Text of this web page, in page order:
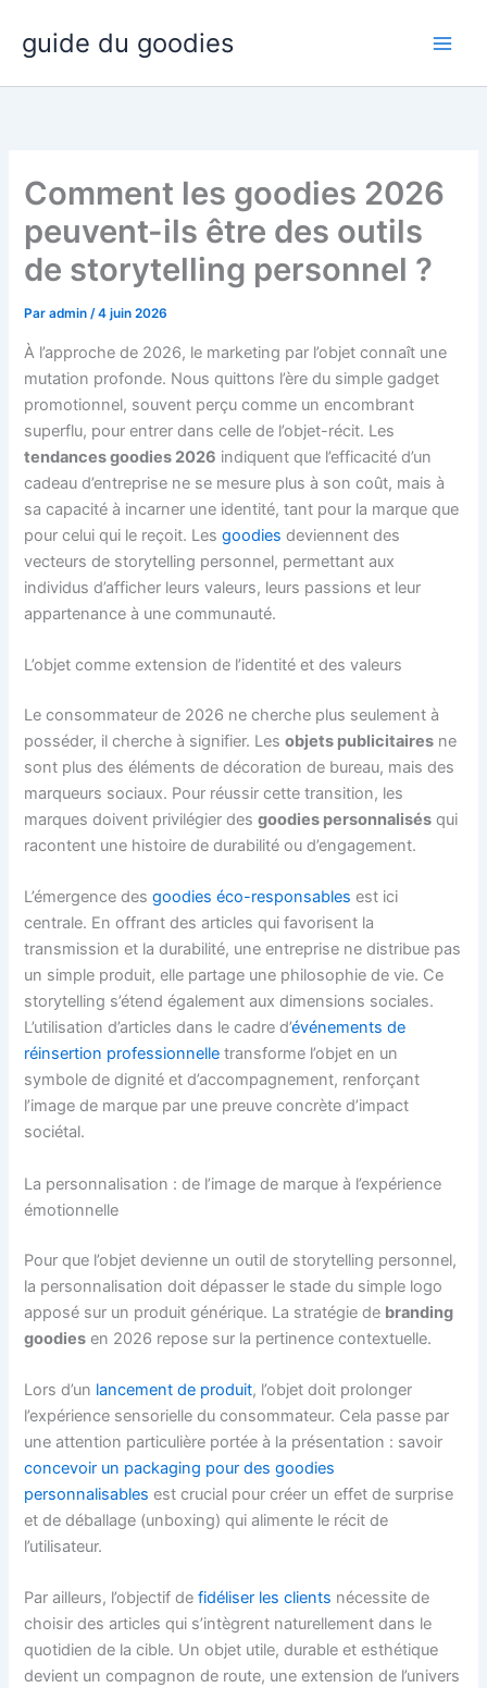
contenu
guide du goodies
Comment les goodies 2026
peuvent-ils être des outils
de storytelling personnel ?
Paradmin/4 juin 2026
À l’approche de 2026, le marketing par l’objet connaît une
mutation profonde. Nous quittons l’ère du simple gadget
promotionnel, souvent perçu comme un encombrant
superflu, pour entrer dans celle de l’objet-récit. Les
tendances goodies 2026 indiquent que l’efficacité d’un
cadeau d’entreprise ne se mesure plus à son coût, mais à
sa capacité à incarner une identité, tant pour la marque que
pour celui qui le reçoit. Lesgoodies deviennent des
vecteurs de storytelling personnel, permettant aux
individus d’afficher leurs valeurs, leurs passions et leur
appartenance à une communauté.
L’objet comme extension de l’identité et des valeurs
Le consommateur de 2026 ne cherche plus seulement à
posséder, il cherche à signifier. Lesobjets publicitaires ne
sont plus des éléments de décoration de bureau, mais des
marqueurs sociaux. Pour réussir cette transition, les
marques doivent privilégier desgoodies personnalisés qui
racontent une histoire de durabilité ou d’engagement.
L’émergence desgoodies éco-responsables est ici
centrale. En offrant des articles qui favorisent la
transmission et la durabilité, une entreprise ne distribue pas
un simple produit, elle partage une philosophie de vie. Ce
storytelling s’étend également aux dimensions sociales.
L’utilisation d’articles dans le cadre d’événements de
réinsertion professionnelle transforme l’objet en un
symbole de dignité et d’accompagnement, renforçant
l’image de marque par une preuve concrète d’impact
sociétal.
La personnalisation : de l’image de marque à l’expérience
émotionnelle
Pour que l’objet devienne un outil de storytelling personnel,
la personnalisation doit dépasser le stade du simple logo
apposé sur un produit générique. La stratégie de branding
goodies en 2026 repose sur la pertinence contextuelle.
Lors d’un lancement de produit, l’objet doit prolonger
l’expérience sensorielle du consommateur. Cela passe par
une attention particulière portée à la présentation : savoir
concevoir un packaging pour des goodies
personnalisables est crucial pour créer un effet de surprise
et de déballage (unboxing) qui alimente le récit de
l’utilisateur.
Par ailleurs, l’objectif defidéliser les clients nécessite de
choisir des articles qui s’intègrent naturellement dans le
quotidien de la cible. Un objet utile, durable et esthétique
devient un compagnon de route, une extension de l’univers